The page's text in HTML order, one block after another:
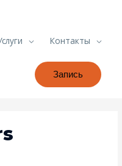
Контакты
Запись